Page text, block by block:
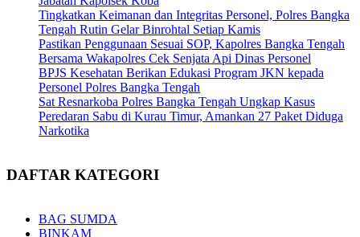
Tingkatkan Keimanan dan Integritas Personel, Polres Bangka
Tengah Rutin Gelar Binrohtal Setiap Kamis
Pastikan Penggunaan Sesuai SOP, Kapolres Bangka Tengah
Bersama Wakapolres Cek Senjata Api Dinas Personel
BPJS Kesehatan Berikan Edukasi Program JKN kepada
Personel Polres Bangka Tengah
Sat Resnarkoba Polres Bangka Tengah Ungkap Kasus
Peredaran Sabu di Kurau Timur, Amankan 27 Paket Diduga
Narkotika
DAFTAR KATEGORI
BAG SUMDA
BINKAM